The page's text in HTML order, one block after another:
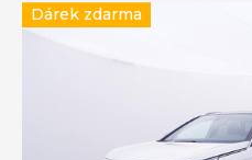
Dárek zdarma